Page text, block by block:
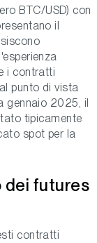
BTC/USD) con
il
i contratti
punto di vista
gennaio 2025, il
tipicamente
spot per la
dei futures
contratti